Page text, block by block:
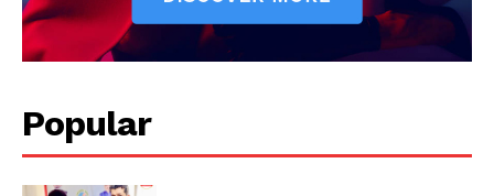
Popular